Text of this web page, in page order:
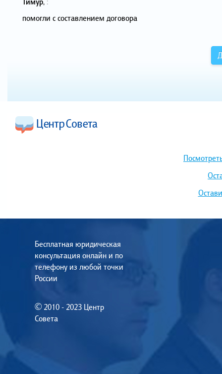
помогли с составлением договора
Бесплатная юридическая
консультация онлайн и по
телефону из любой точки
России
© 2010 - 2023 Центр
Совета